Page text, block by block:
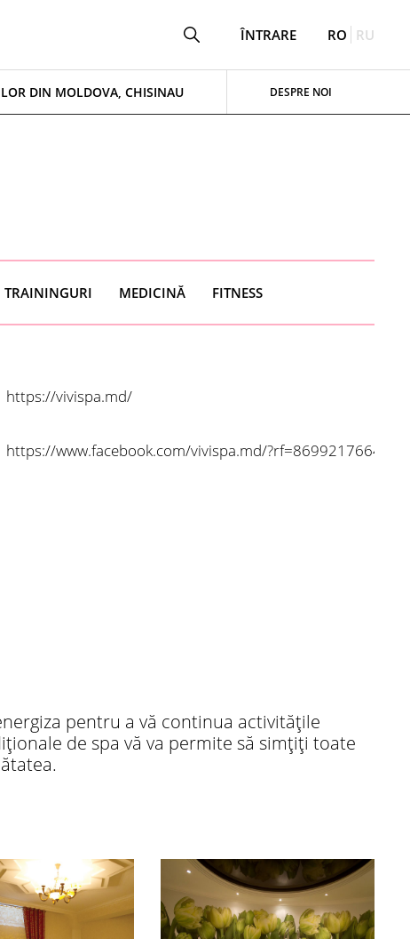
ÎNTRARE RO RU
DIN MOLDOVA, CHISINAU DESPRE NOI
TRAININGURI MEDICINĂ FITNESS
https://vivispa.md/
https://www.facebook.com/vivispa.md/
pentru a vă continua activitățile
de spa vă va permite să simțiți toate